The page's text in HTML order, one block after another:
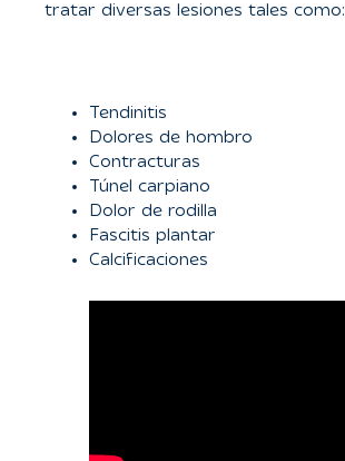
tratar diversas lesiones tales como:
Tendinitis
Dolores de hombro
Contracturas
Túnel carpiano
Dolor de rodilla
Fascitis plantar
Calcificaciones